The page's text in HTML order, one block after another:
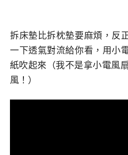
拆床墊比拆枕墊要麻煩，反
一下透氣對流給你看，用小
紙吹起來（我不是拿小電風
風！）